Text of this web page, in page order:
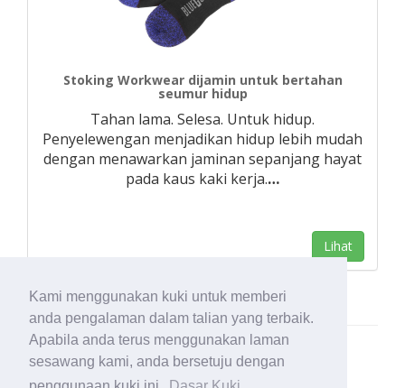
Kami menggunakan kuki untuk memberi
anda pengalaman dalam talian yang terbaik.
Apabila anda terus menggunakan laman
sesawang kami, anda bersetuju dengan
Stoking Workwear dijamin untuk bertahan
seumur hidup
Tahan lama. Selesa. Untuk hidup.
Penyelewengan menjadikan hidup lebih mudah
dengan menawarkan jaminan sepanjang hayat
pada kaus kaki kerja.…
Lihat